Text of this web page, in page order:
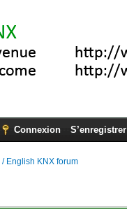
Connexion S’enregistrer
English KNX forum